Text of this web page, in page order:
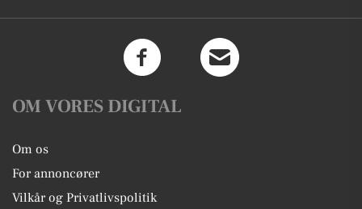
OM VORES DIGITAL
Om os
For annoncører
Vilkår og Privatlivspolitik